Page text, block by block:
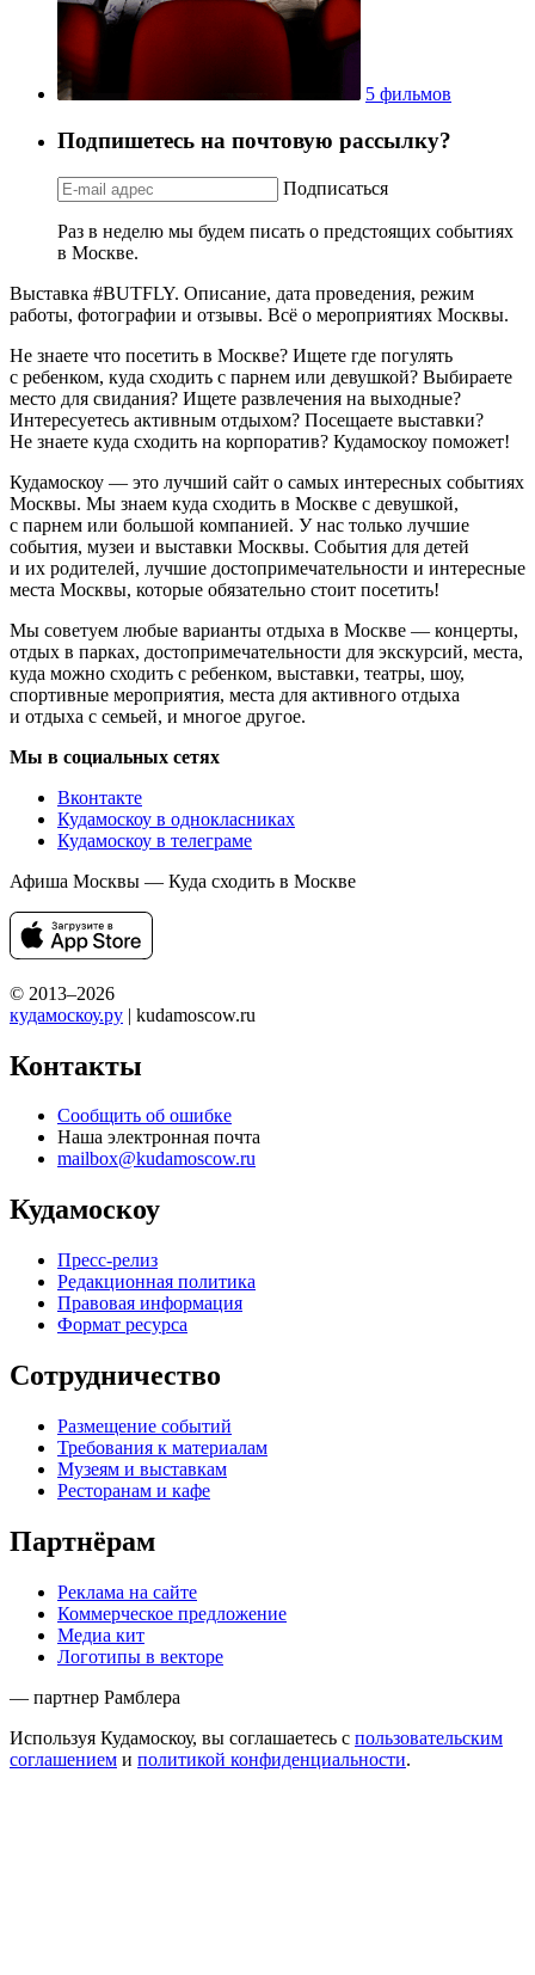
5 фильмов
Подпишетесь на почтовую рассылку?
Подписаться
Раз в неделю мы будем писать о предстоящих событиях
в Москве.
Выставка #BUTFLY. Описание, дата проведения, режим
работы, фотографии и отзывы. Всё о мероприятиях Москвы.
Не знаете что посетить в Москве? Ищете где погулять
с ребенком, куда сходить с парнем или девушкой? Выбираете
место для свидания? Ищете развлечения на выходные?
Интересуетесь активным отдыхом? Посещаете выставки?
Не знаете куда сходить на корпоратив? Кудамоскоу поможет!
Кудамоскоу — это лучший сайт о самых интересных событиях
Москвы. Мы знаем куда сходить в Москве с девушкой,
с парнем или большой компанией. У нас только лучшие
события, музеи и выставки Москвы. События для детей
и их родителей, лучшие достопримечательности и интересные
места Москвы, которые обязательно стоит посетить!
Мы советуем любые варианты отдыха в Москве — концерты,
отдых в парках, достопримечательности для экскурсий, места,
куда можно сходить с ребенком, выставки, театры, шоу,
спортивные мероприятия, места для активного отдыха
и отдыха с семьей, и многое другое.
Мы в социальных сетях
Вконтакте
Кудамоскоу в однокласниках
Кудамоскоу в телеграме
Афиша Москвы — Куда сходить в Москве
© 2013–2026
кудамоскоу.ру | kudamoscow.ru
Контакты
Сообщить об ошибке
Наша электронная почта
mailbox@kudamoscow.ru
Кудамоскоу
Пресс-релиз
Редакционная политика
Правовая информация
Формат ресурса
Сотрудничество
Размещение событий
Требования к материалам
Музеям и выставкам
Ресторанам и кафе
Партнёрам
Реклама на сайте
Коммерческое предложение
Медиа кит
Логотипы в векторе
— партнер Рамблера
Используя Кудамоскоу, вы соглашаетесь с пользовательским
соглашением и политикой конфиденциальности.